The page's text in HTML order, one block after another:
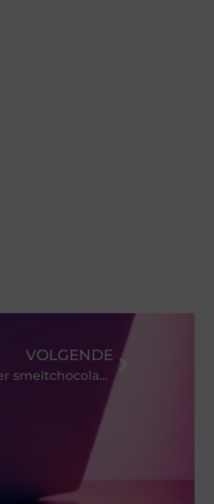
VOLGENDE
Alles wat jij moet weten over smeltchocolade!